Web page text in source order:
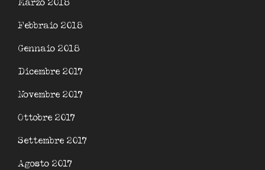
Marzo 2018
Febbraio 2018
Gennaio 2018
Dicembre 2017
Novembre 2017
Ottobre 2017
Settembre 2017
Agosto 2017